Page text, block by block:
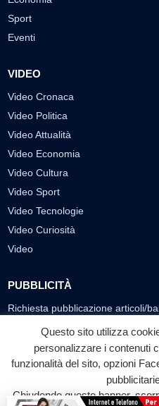
Sport
Eventi
VIDEO
Video Cronaca
Video Politica
Video Attualità
Video Economia
Video Cultura
Video Sport
Video Tecnologie
Video Curiosità
Video
PUBBLICITÀ
Richiesta pubblicazione articoli/
SEGUICI SUI SOCIAL
f
Facebook
Questo sito utilizza
personalizzare i contenuti
funzionalità del sito, opzioni
Chiudendo questo banner,